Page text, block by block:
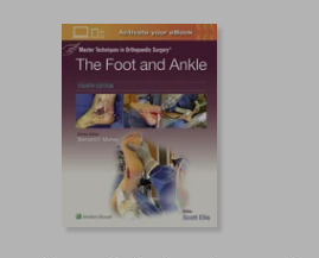
₡ 48.507